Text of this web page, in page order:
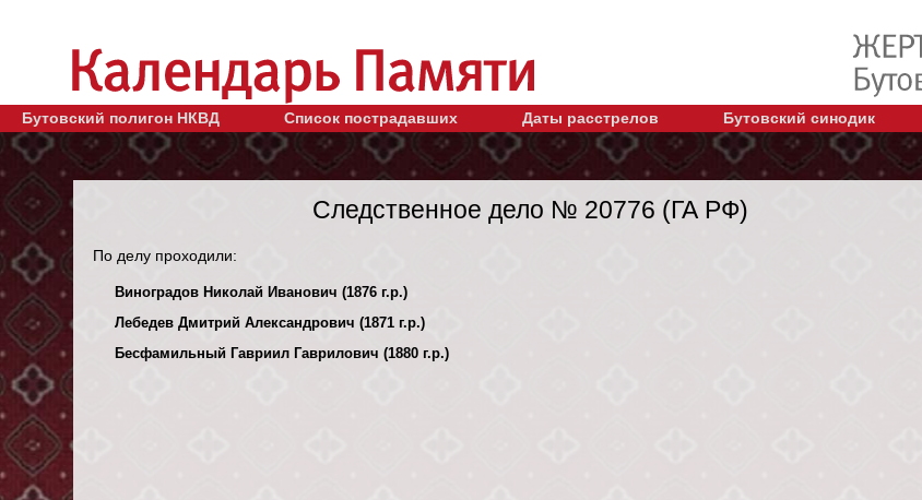
Бутовский полигон НКВД Список пострадавших Даты расстрелов Бутовский синодик
Следственное дело № 20776 (ГА РФ)
По делу проходили:
Виноградов Николай Иванович (1876 г.р.)
Лебедев Дмитрий Александрович (1871 г.р.)
Бесфамильный Гавриил Гаврилович (1880 г.р.)